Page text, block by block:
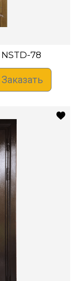
NSTD-78
Заказать